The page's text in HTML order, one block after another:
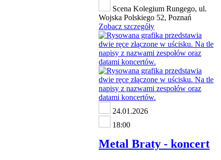
Scena Kolegium Rungego, ul.
Wojska Polskiego 52, Poznań
Zobacz szczegóły
24.01.2026
18:00
Metal Braty - koncert